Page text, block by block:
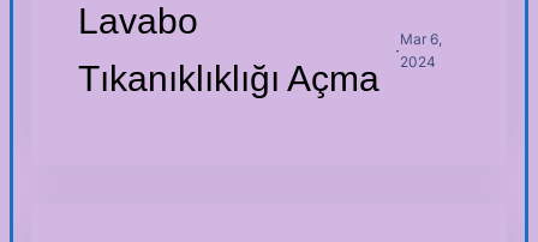
Lavabo
Tıkanıklıklığı Açma
·
Mar 6,
2024